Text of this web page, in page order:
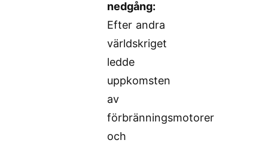
nedgång:
Efter andra
världskriget
ledde
uppkomsten
av
förbränningsmotorer
och